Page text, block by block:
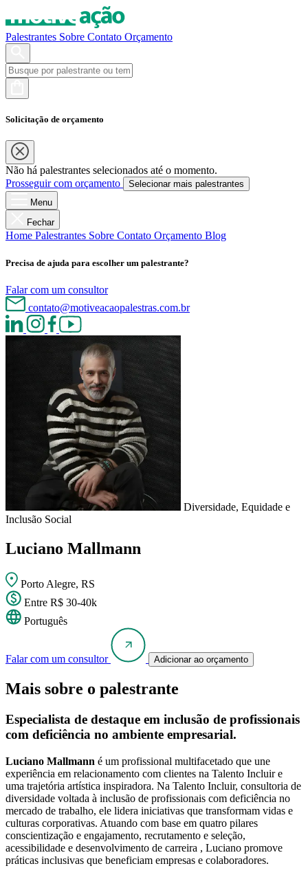
Palestrantes Sobre Contato Orçamento
Solicitação de orçamento
Não há palestrantes selecionados até o momento.
Prosseguir com orçamento
Selecionar mais palestrantes
Menu
Fechar
Home Palestrantes Sobre Contato Orçamento Blog
Precisa de ajuda para escolher um palestrante?
Falar com um consultor
contato@motiveacaopalestras.com.br
Diversidade, Equidade e
Inclusão Social
Luciano Mallmann
Porto Alegre, RS
Entre R$ 30-40k
Português
Falar com um consultor Adicionar ao orçamento
Mais sobre o palestrante
Especialista de destaque em inclusão de profissionais
com deficiência no ambiente empresarial.
Luciano Mallmann é um profissional multifacetado que une
experiência em relacionamento com clientes na Talento Incluir e
uma trajetória artística inspiradora. Na Talento Incluir, consultoria de
diversidade voltada à inclusão de profissionais com deficiência no
mercado de trabalho, ele lidera iniciativas que transformam vidas e
culturas corporativas. Atuando com base em quatro pilares
conscientização e engajamento, recrutamento e seleção,
acessibilidade e desenvolvimento de carreira , Luciano promove
práticas inclusivas que beneficiam empresas e colaboradores.